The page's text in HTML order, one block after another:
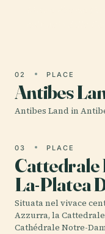
02 PLACE
Antibes
Antibes Land in
03 PLACE
Cattedrale
La-Platea
Situata nel vivace
Azzurra, la
Cathédrale Notre-